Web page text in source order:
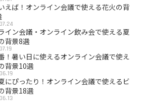
えば！オンライン会議で使える花火の背
イン会議・オンライン飲み会で使える夏
背景8選
！暑い日に使えるオンライン会議で使え
背景10選
にぴったり！オンライン会議で使えるビ
背景18選